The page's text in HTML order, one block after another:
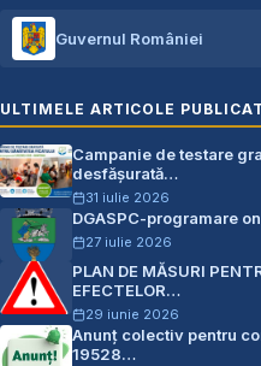
Guvernul României
ULTIMELE ARTICOLE
Campanie de testare
desfășurată…
31 iulie 2026
DGASPC-programare
27 iulie 2026
PLAN DE MĂSURI
EFECTELOR…
29 iunie 2026
Anunț colectiv pentru
19528…